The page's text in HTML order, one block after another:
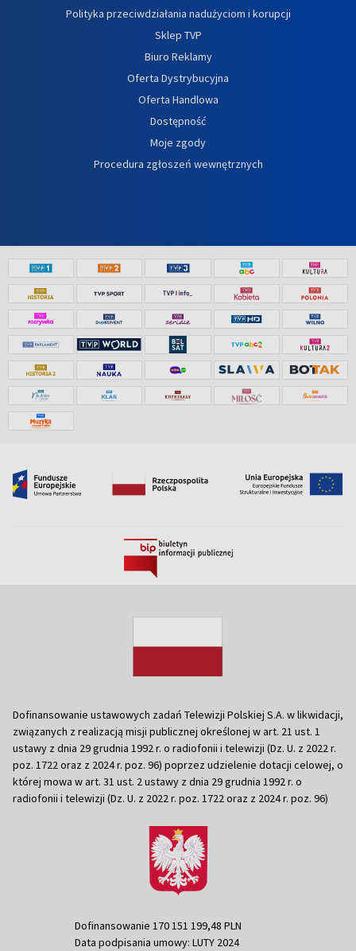
Polityka przeciwdziałania nadużyciom i korupcji
Sklep TVP
Biuro Reklamy
Oferta Dystrybucyjna
Oferta Handlowa
Dostępność
Moje zgody
Procedura zgłoszeń wewnętrznych
Dofinansowanie ustawowych zadań Telewizji Polskiej S.A. w likwidacji,
związanych z realizacją misji publicznej określonej w art. 21 ust. 1
ustawy z dnia 29 grudnia 1992 r. o radiofonii i telewizji (Dz. U. z 2022 r.
poz. 1722 oraz z 2024 r. poz. 96) poprzez udzielenie dotacji celowej, o
której mowa w art. 31 ust. 2 ustawy z dnia 29 grudnia 1992 r. o
radiofonii i telewizji (Dz. U. z 2022 r. poz. 1722 oraz z 2024 r. poz. 96)
Dofinansowanie 170 151 199,48 PLN
Data podpisania umowy: LUTY 2024